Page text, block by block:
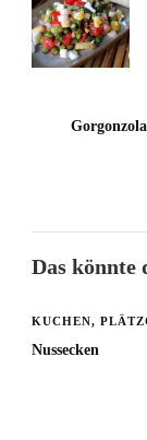
Das könnte
KUCHEN,
Nussecken